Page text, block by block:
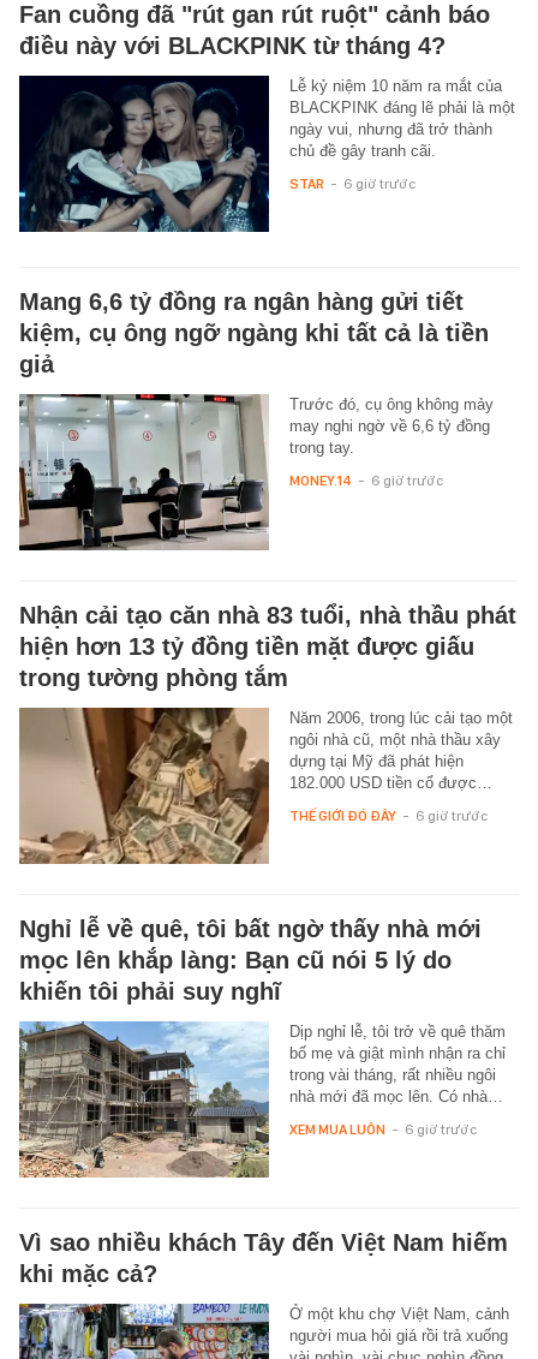
Fan cuồng đã "rút gan rút ruột" cảnh báo
điều này với BLACKPINK từ tháng 4?
Lễ kỷ niệm 10 năm ra mắt của
BLACKPINK đáng lẽ phải là một
ngày vui, nhưng đã trở thành
chủ đề gây tranh cãi.
STAR - 6 giờ trước
Mang 6,6 tỷ đồng ra ngân hàng gửi tiết
kiệm, cụ ông ngỡ ngàng khi tất cả là tiền
giả
Trước đó, cụ ông không mảy
may nghi ngờ về 6,6 tỷ đồng
trong tay.
MONEY.14 - 6 giờ trước
Nhận cải tạo căn nhà 83 tuổi, nhà thầu phát
hiện hơn 13 tỷ đồng tiền mặt được giấu
trong tường phòng tắm
Năm 2006, trong lúc cải tạo một
ngôi nhà cũ, một nhà thầu xây
dựng tại Mỹ đã phát hiện
182.000 USD tiền cổ được…
THẾ GIỚI ĐÓ ĐÂY - 6 giờ trước
Nghỉ lễ về quê, tôi bất ngờ thấy nhà mới
mọc lên khắp làng: Bạn cũ nói 5 lý do
khiến tôi phải suy nghĩ
Dịp nghỉ lễ, tôi trở về quê thăm
bố mẹ và giật mình nhận ra chỉ
trong vài tháng, rất nhiều ngôi
nhà mới đã mọc lên. Có nhà…
XEM MUA LUÔN - 6 giờ trước
Vì sao nhiều khách Tây đến Việt Nam hiếm
khi mặc cả?
Ở một khu chợ Việt Nam, cảnh
người mua hỏi giá rồi trả xuống